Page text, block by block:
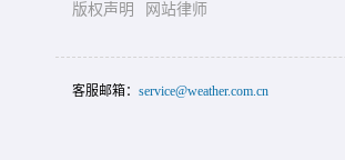
版权声明
网站律师
客服邮箱： service@weather.com.cn